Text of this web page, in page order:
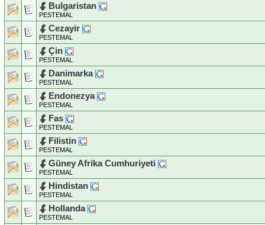
Bulgaristan
PESTEMAL
Cezayir
PESTEMAL
Çin
PESTEMAL
Danimarka
PESTEMAL
Endonezya
PESTEMAL
Fas
PESTEMAL
Filistin
PESTEMAL
Güney Afrika Cumhuriyeti
PESTEMAL
Hindistan
PESTEMAL
Hollanda
PESTEMAL